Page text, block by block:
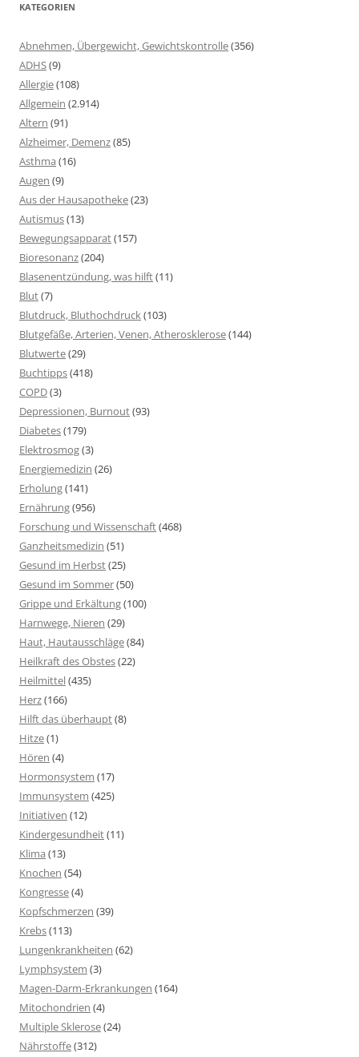
KATEGORIEN
Abnehmen, Übergewicht, Gewichtskontrolle(356)
ADHS(9)
Allergie(108)
Allgemein (2.914)
Altern (91)
Alzheimer, Demenz(85)
Asthma (16)
Augen (9)
Aus der Hausapotheke(23)
Autismus(13)
Bewegungsapparat(157)
Bioresonanz(204)
Blasenentzündung, was hilft(11)
Blut(7)
Blutdruck, Bluthochdruck(103)
Blutgefäße, Arterien, Venen, Atherosklerose(144)
Blutwerte(29)
Buchtipps(418)
COPD(3)
Depressionen, Burnout(93)
Diabetes(179)
Elektrosmog(3)
Energiemedizin (26)
Erholung(141)
Ernährung(956)
Forschung und Wissenschaft(468)
Ganzheitsmedizin (51)
Gesund im Herbst(25)
Gesund im Sommer(50)
Grippe und Erkältung(100)
Harnwege, Nieren (29)
Haut, Hautausschläge(84)
Heilkraft des Obstes(22)
Heilmittel(435)
Herz(166)
Hilft das überhaupt(8)
Hitze(1)
Hören (4)
Hormonsystem (17)
Immunsystem (425)
Initiativen (12)
Kindergesundheit(11)
Klima (13)
Knochen (54)
Kongresse(4)
Kopfschmerzen (39)
Krebs(113)
Lungenkrankheiten (62)
Lymphsystem (3)
Magen-Darm-Erkrankungen (164)
Mitochondrien (4)
Multiple Sklerose(24)
Nährstoffe(312)